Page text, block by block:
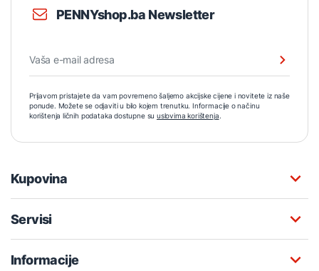
PENNYshop.ba Newsletter
Prijavom pristajete da vam povremeno šaljemo akcijske cijene i novitete iz naše
ponude. Možete se odjaviti u bilo kojem trenutku. Informacije o načinu
korištenja ličnih podataka dostupne su uslovima korištenja.
Kupovina
Servisi
Informacije